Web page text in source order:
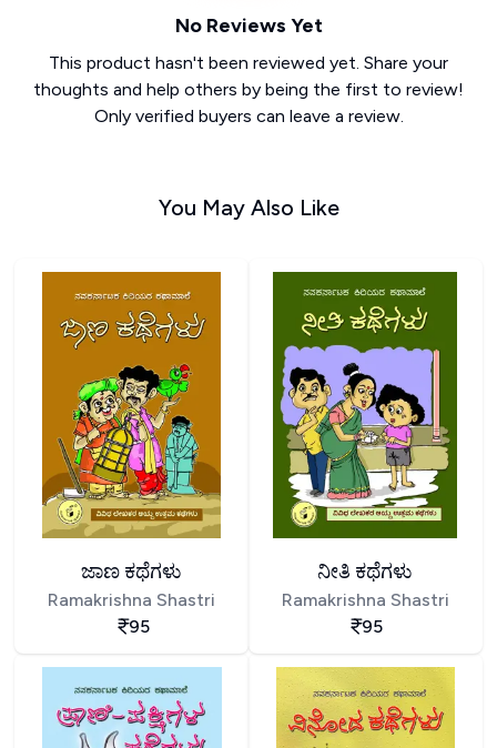
No Reviews Yet
This product hasn't been reviewed yet. Share your
thoughts and help others by being the first to review!
Only verified buyers can leave a review.
You May Also Like
ಜಾಣ ಕಥೆಗಳು
Ramakrishna Shastri
95
ನೀತಿ ಕಥೆಗಳು
Ramakrishna Shastri
95